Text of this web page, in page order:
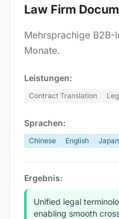
Law Firm
Mehrsprachige
Monate.
Leistungen:
Contract Translation
Sprachen:
Chinese English
Ergebnis:
Unified legal
enabling smooth